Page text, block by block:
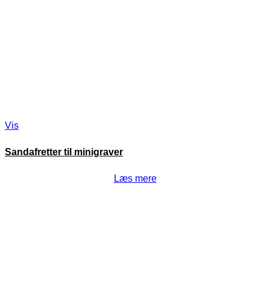
Vis
Sandafretter til minigraver
Læs mere